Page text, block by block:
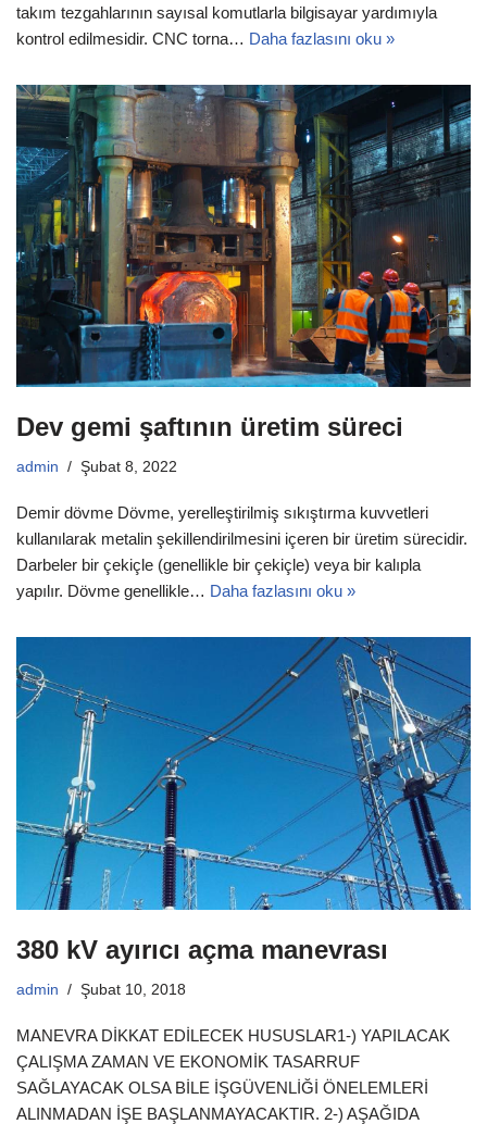
takım tezgahlarının sayısal komutlarla bilgisayar yardımıyla
kontrol edilmesidir. CNC torna… Daha fazlasını oku »
Dev gemi şaftının üretim süreci
admin Şubat 8, 2022
Demir dövme Dövme, yerelleştirilmiş sıkıştırma kuvvetleri
kullanılarak metalin şekillendirilmesini içeren bir üretim sürecidir.
Darbeler bir çekiçle (genellikle bir çekiçle) veya bir kalıpla
yapılır. Dövme genellikle… Daha fazlasını oku »
380 kV ayırıcı açma manevrası
admin Şubat 10, 2018
MANEVRA DİKKAT EDİLECEK HUSUSLAR​​1-) YAPILACAK
ÇALIŞMA ZAMAN VE EKONOMİK TASARRUF
SAĞLAYACAK OLSA BİLE İŞGÜVENLİĞİ ÖNELEMLERİ
ALINMADAN İŞE BAŞLANMAYACAKTIR. 2-) AŞAĞIDA